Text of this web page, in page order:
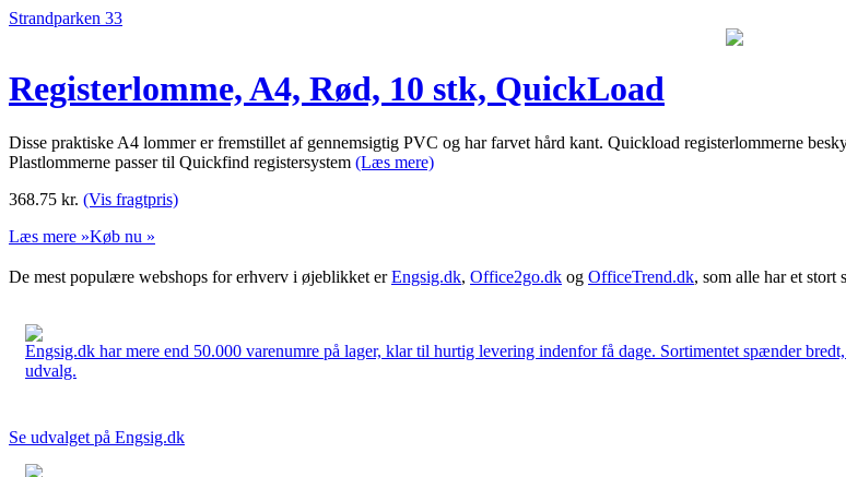
Strandparken 33
Registerlomme, A4, Rød, 10 stk, QuickLoad
Disse praktiske A4 lommer er fremstillet af gennemsigtig PVC og har farvet hård kant. Quickload registerlommerne
Plastlommerne passer til Quickfind registersystem (Læs mere)
368.75 kr. (Vis fragtpris)
Læs mere »Køb nu »
De mest populære webshops for erhverv i øjeblikket erEngsig.dk, Office2go.dk og OfficeTrend.dk, som alle har et stort
Engsig.dk har mere end 50.000 varenumre på lager, klar til hurtig levering indenfor få dage. Sortimentet spænder
udvalg.
Se udvalget på Engsig.dk